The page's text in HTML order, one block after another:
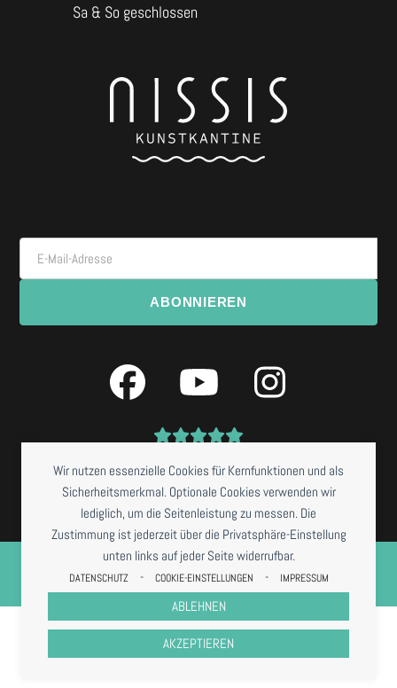
Wir nutzen essenzielle Cookies für Kernfunktionen und als
Sicherheitsmerkmal. Optionale Cookies verwenden wir
lediglich, um die Seitenleistung zu messen. Die
Zustimmung ist jederzeit über die Privatsphäre-Einstellung
unten links auf jeder Seite widerrufbar.
DATENSCHUTZ - COOKIE-EINSTELLUNGEN - IMPRESSUM
AKZEPTIEREN
ABLEHNEN
Sa & So geschlossen
E-Mail-Adresse
ABONNIEREN
Facebook
YouTube
NISSIS KUNSTKANTINE2026 *RESTAURANTBETRIEB DERZEIT NUR BEI
VORBESTELLUNG
IMPRESSUMDATENSCHUTZCOOKIESAGB